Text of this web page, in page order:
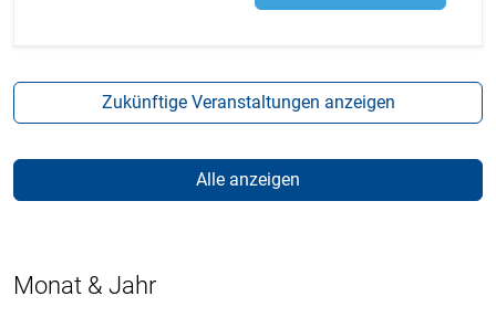
Zukünftige Veranstaltungen anzeigen
Alle anzeigen
Monat & Jahr